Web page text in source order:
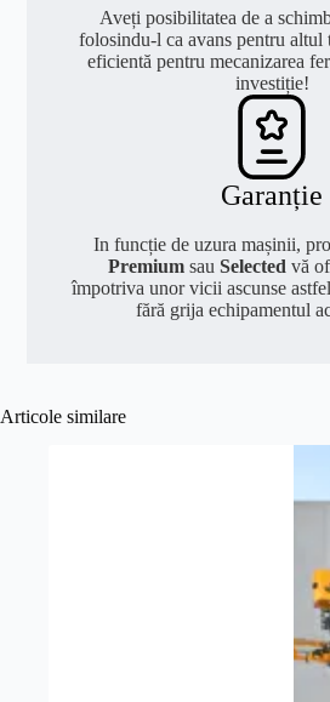
Aveți posibilitatea de a
folosindu-l ca avans pentru altul
eficientă pentru mecanizarea
investiție!
Garanție
In funcție de uzura mașinii,
Premium sau Selected vă
împotriva unor vicii ascunse
fără grija echipamentul
Articole similare